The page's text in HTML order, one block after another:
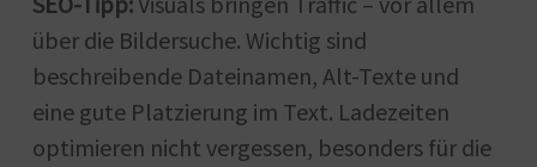
über die Bildersuche. Wichtig sind
beschreibende Dateinamen, Alt-Texte und
eine gute Platzierung im Text. Ladezeiten
optimieren nicht vergessen, besonders für die